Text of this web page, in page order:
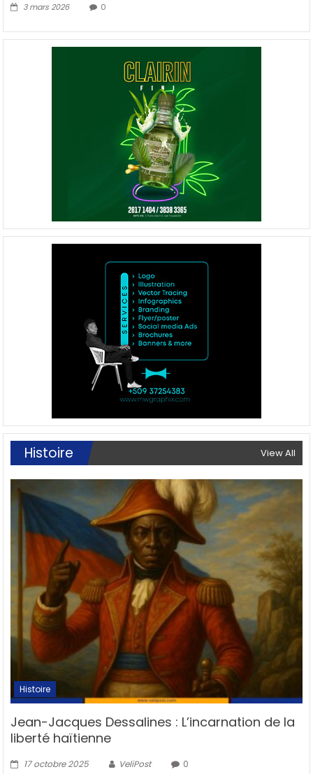
3 mars 2026 0
Histoire View All
Histoire
Jean-Jacques Dessalines : L’incarnation de la
liberté haïtienne
17 octobre 2025 VeliPost 0